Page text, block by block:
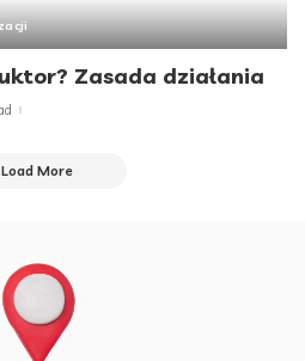
Zasada działania
Load More